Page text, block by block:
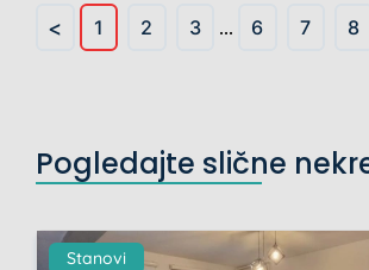
< 1 2 3 ... 6 7 8
Pogledajte slične
Stanovi